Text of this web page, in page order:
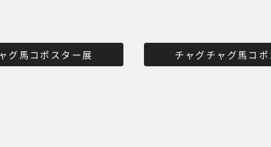
グ馬コポスター展 チャグチャグ馬コ